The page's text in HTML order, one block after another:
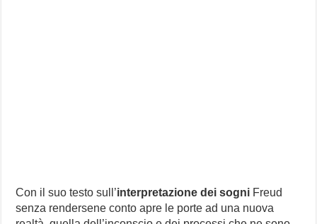
Con il suo testo sull’interpretazione dei sogni Freud
senza rendersene conto apre le porte ad una nuova